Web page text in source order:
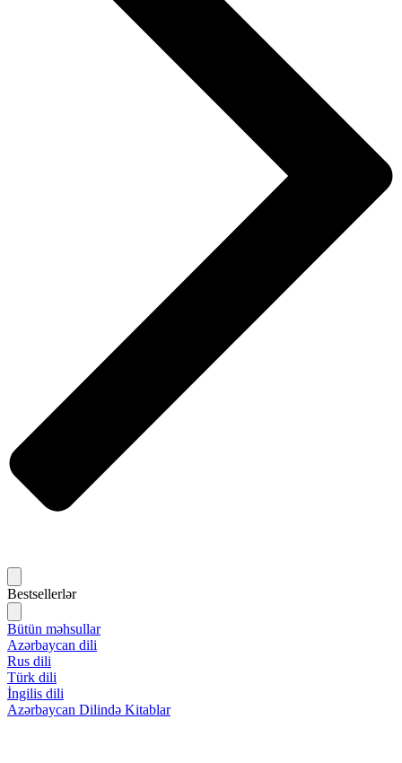
Bestsellerlər
Bütün məhsullar
Azərbaycan dili
Rus dili
Türk dili
İngilis dili
Azərbaycan Dilində Kitablar